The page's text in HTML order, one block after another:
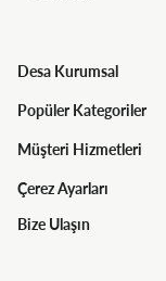
Desa Kurumsal
Popüler Kategoriler
Müşteri Hizmetleri
Çerez Ayarları
Bize Ulaşın